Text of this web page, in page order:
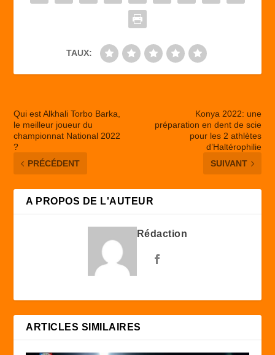
TAUX:
Qui est Alkhali Torbo Barka,
le meilleur joueur du
championnat National 2022
?
PRÉCÉDENT
Konya 2022: une
préparation en dent de scie
pour les 2 athlètes
d’Haltérophilie
SUIVANT
A PROPOS DE L'AUTEUR
Rédaction
ARTICLES SIMILAIRES